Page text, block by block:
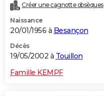
Créer une cagnotte obsèques
Naissance
20/01/1956 à Besançon
Décès
19/05/2002 à Touillon
Famille KEMPF